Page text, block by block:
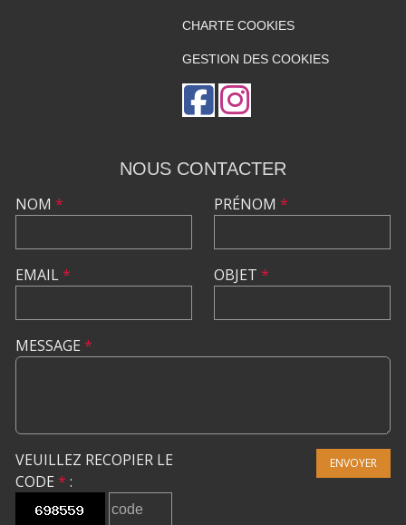
CHARTE COOKIES
GESTION DES COOKIES
NOUS CONTACTER
NOM *
EMAIL*
PRÉNOM *
OBJET *
MESSAGE *
VEUILLEZ RECOPIER LE
CODE * :
ENVOYER